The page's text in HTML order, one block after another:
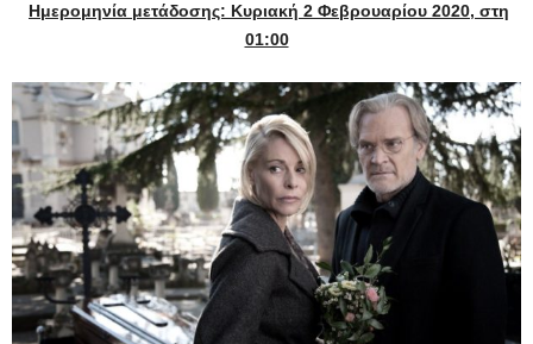
Ημερομηνία μετάδοσης: Κυριακή 2 Φεβρουαρίου 2020, στη
01:00